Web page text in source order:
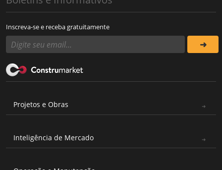
Inscreva-se e receba gratuitamente
Projetos e Obras
Inteligência de Mercado